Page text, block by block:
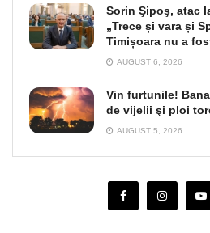
Sorin Şipoş, atac
„Trece și vara și
Timișoara nu a
AUGUST 6, 2026
Vin furtunile!
de vijelii şi ploi
AUGUST 5, 2026